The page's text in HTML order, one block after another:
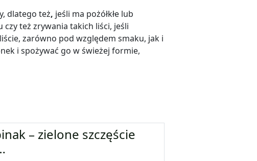
dlatego też, jeśli ma pożółkłe lub
czy też zrywania takich liści, jeśli
, zarówno pod względem smaku, jak i
i spożywać go w świeżej formie,
– zielone szczęście